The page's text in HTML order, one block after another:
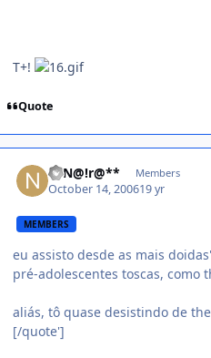
T+!
Quote
**N@!r@** Members
October 14, 200619 yr
MEMBERS
eu assisto desde as mais
pré-adolescentes toscas, como
aliás, tô quase desistindo de
[/quote']